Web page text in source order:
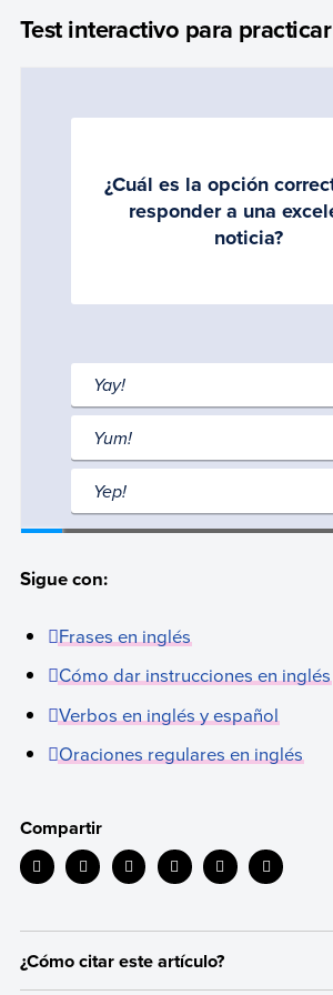
Test interactivo para practicar
Sigue con:
Frases en inglés
Cómo dar instrucciones en inglés
Verbos en inglés y español
Oraciones regulares en inglés
Compartir
¿Cómo citar este artículo?